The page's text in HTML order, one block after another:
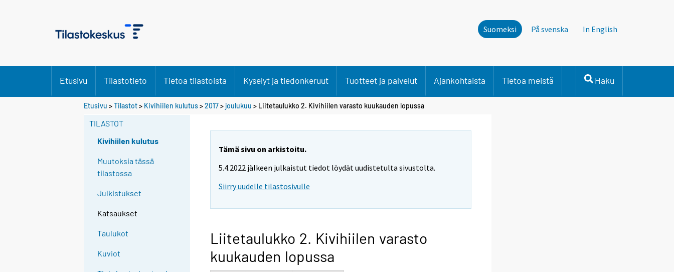
Suomeksi På svenska In English
Etusivu Tilastotieto Tietoa tilastoista Kyselyt ja tiedonkeruut Tuotteet ja palvelut Ajankohtaista Tietoa meistä Haku
Etusivu >Tilastot> Kivihiilen kulutus>2017> joulukuu > Liitetaulukko 2. Kivihiilen varasto kuukauden lopussa
TILASTOT
Kivihiilen kulutus
Muutoksia tässä
tilastossa
Julkistukset
Katsaukset
Taulukot
Kuviot
Tämä sivu on arkistoitu.
5.4.2022 jälkeen julkaistut tiedot löydät uudistetulta sivustolta.
Siirry uudelle tilastosivulle
Liitetaulukko 2. Kivihiilen varasto
kuukauden lopussa